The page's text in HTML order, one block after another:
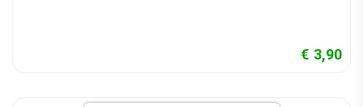
€ 3,90